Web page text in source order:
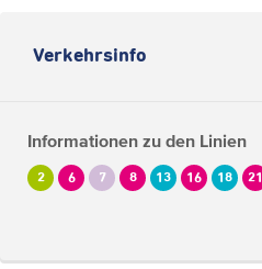
Verkehrsinfo
Informationen zu den Linien
2 6 7 8 13 16 18 21